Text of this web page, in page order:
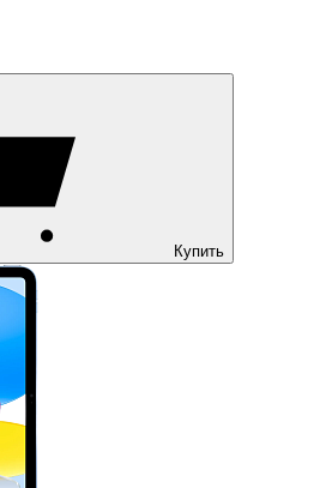
Купить